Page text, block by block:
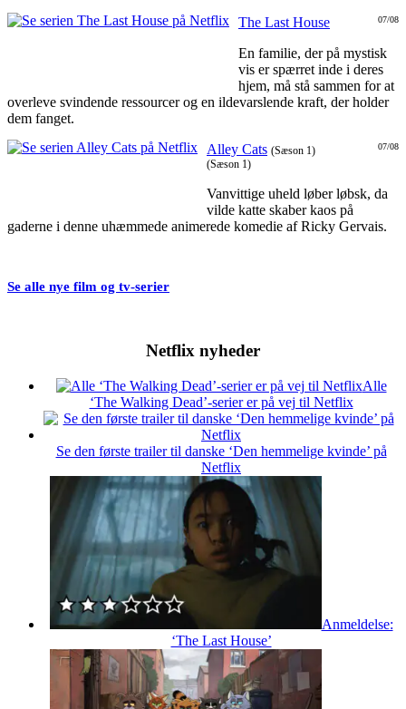
07/08
The Last House
En familie, der på mystisk
vis er spærret inde i deres
hjem, må stå sammen for at
overleve svindende ressourcer og en ildevarslende kraft, der holder
dem fanget.
07/08
Alley Cats (Sæson 1)
(Sæson 1)
Vanvittige uheld løber løbsk, da
vilde katte skaber kaos på
gaderne i denne uhæmmede animerede komedie af Ricky Gervais.
Se alle nye film og tv-serier
Netflix nyheder
Alle
‘The Walking Dead’-serier er på vej til Netflix
Se den første trailer til danske ‘Den hemmelige kvinde’ på
Netflix
Anmeldelse:
‘The Last House’